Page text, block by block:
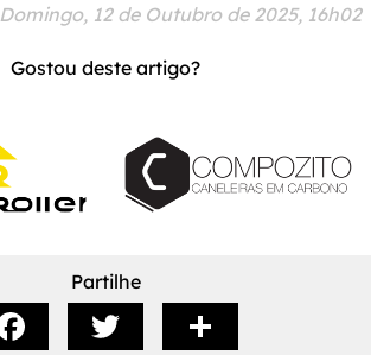
Domingo, 12 de Outubro de 2025, 16h02
Gostou deste artigo?
Partilhe